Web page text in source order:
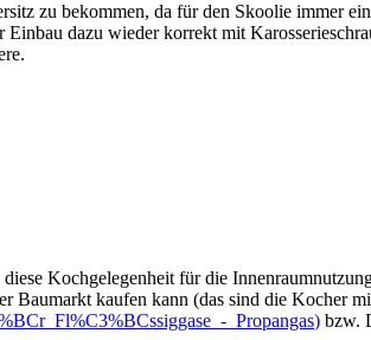
zu bekommen, da für den Skoolie immer
dazu wieder korrekt mit
Kochgelegenheit für die
Baumarkt kaufen kann (das sind die Kocher
_Propangas) bzw.